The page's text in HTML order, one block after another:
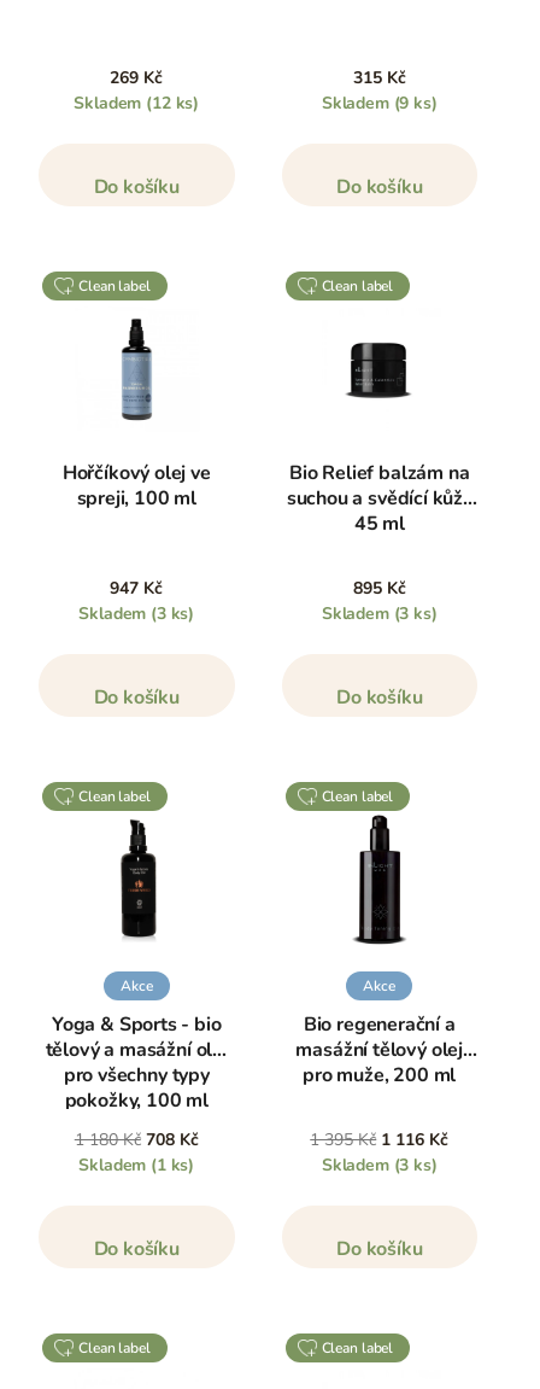
269 Kč
Skladem (12 ks)
Do košíku
315 Kč
Skladem (9 ks)
Do košíku
clean label
Hořčíkový olej ve
spreji, 100 ml
947 Kč
Skladem (3 ks)
Do košíku
clean label
Bio Relief balzám na
suchou a svědící kůži,
45 ml
895 Kč
Skladem (3 ks)
Do košíku
clean label
Akce
Yoga & Sports - bio
tělový a masážní olej
pro všechny typy
pokožky, 100 ml
1 180 Kč 708 Kč
Skladem (1 ks)
Do košíku
clean label
Akce
Bio regenerační a
masážní tělový olej
pro muže, 200 ml
1 395 Kč 1 116 Kč
Skladem (3 ks)
Do košíku
clean label clean label